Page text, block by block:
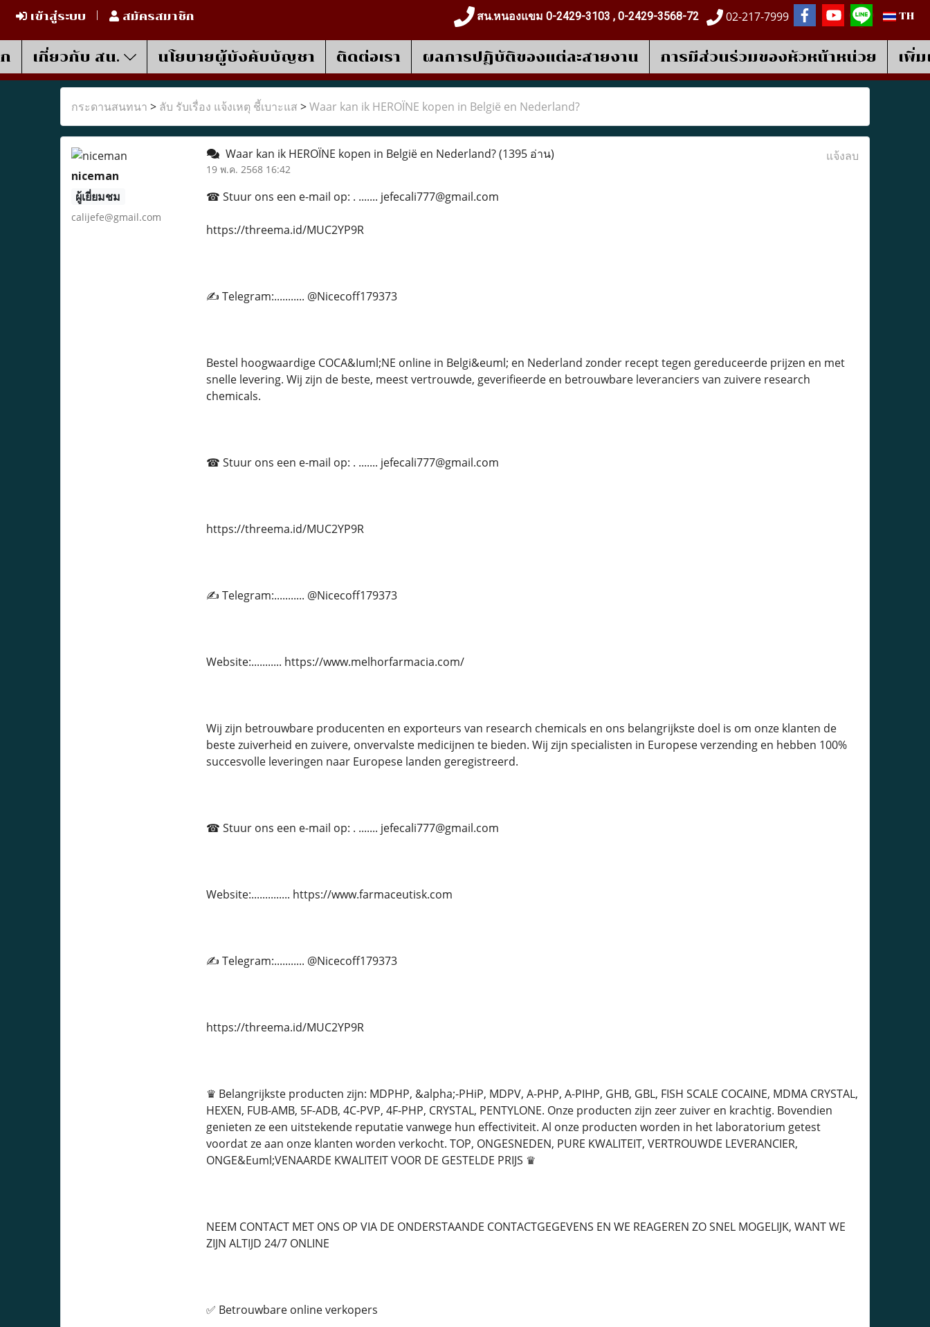
เข้าสู่ระบบ สมัครสมาชิก สน.หนองแขม 0-2429-3103 , 0-2429-3568-72 02-217-7999 TH
เกี่ยวกับ สน. นโยบายผู้บังคับบัญชา ติดต่อเรา ผลการปฎิบัติของแต่ละสายงาน การมีส่วนร่วมของหัวหน้าหน่วย เพิ่
กระดานสนทนา > ลับ รับเรื่อง แจ้งเหตุ ชี้เบาะแส >Waar kan ik HEROÏNE kopen in België en Nederland?
niceman
ผู้เยี่ยมชม
calijefe@gmail.com
Waar kan ik HEROÏNE kopen in België en Nederland?(1395 อ่าน)
19 พ.ค. 2568 16:42
แจ้งลบ
☎ Stuur ons een e-mail op: . ....... jefecali777@gmail.com
https://threema.id/MUC2YP9R
✍ Telegram:........... @Nicecoff179373
Bestel hoogwaardige COCA&Iuml;NE online in Belgi&euml; en Nederland zonder recept tegen gereduceerde prijzen en met
snelle levering. Wij zijn de beste, meest vertrouwde, geverifieerde en betrouwbare leveranciers van zuivere research
chemicals.
☎ Stuur ons een e-mail op: . ....... jefecali777@gmail.com
https://threema.id/MUC2YP9R
✍ Telegram:........... @Nicecoff179373
Website:........... https://www.melhorfarmacia.com/
Wij zijn betrouwbare producenten en exporteurs van research chemicals en ons belangrijkste doel is om onze klanten de
beste zuiverheid en zuivere, onvervalste medicijnen te bieden. Wij zijn specialisten in Europese verzending en hebben 100%
succesvolle leveringen naar Europese landen geregistreerd.
☎ Stuur ons een e-mail op: . ....... jefecali777@gmail.com
Website:.............. https://www.farmaceutisk.com
✍ Telegram:........... @Nicecoff179373
https://threema.id/MUC2YP9R
♛ Belangrijkste producten zijn: MDPHP, &alpha;-PHiP, MDPV, A-PHP, A-PIHP, GHB, GBL, FISH SCALE COCAINE, MDMA CRYSTAL,
HEXEN, FUB-AMB, 5F-ADB, 4C-PVP, 4F-PHP, CRYSTAL, PENTYLONE. Onze producten zijn zeer zuiver en krachtig. Bovendien
genieten ze een uitstekende reputatie vanwege hun effectiviteit. Al onze producten worden in het laboratorium getest
voordat ze aan onze klanten worden verkocht. TOP, ONGESNEDEN, PURE KWALITEIT, VERTROUWDE LEVERANCIER,
ONGE&Euml;VENAARDE KWALITEIT VOOR DE GESTELDE PRIJS ♛
NEEM CONTACT MET ONS OP VIA DE ONDERSTAANDE CONTACTGEGEVENS EN WE REAGEREN ZO SNEL MOGELIJK, WANT WE
ZIJN ALTIJD 24/7 ONLINE
✅ Betrouwbare online verkopers